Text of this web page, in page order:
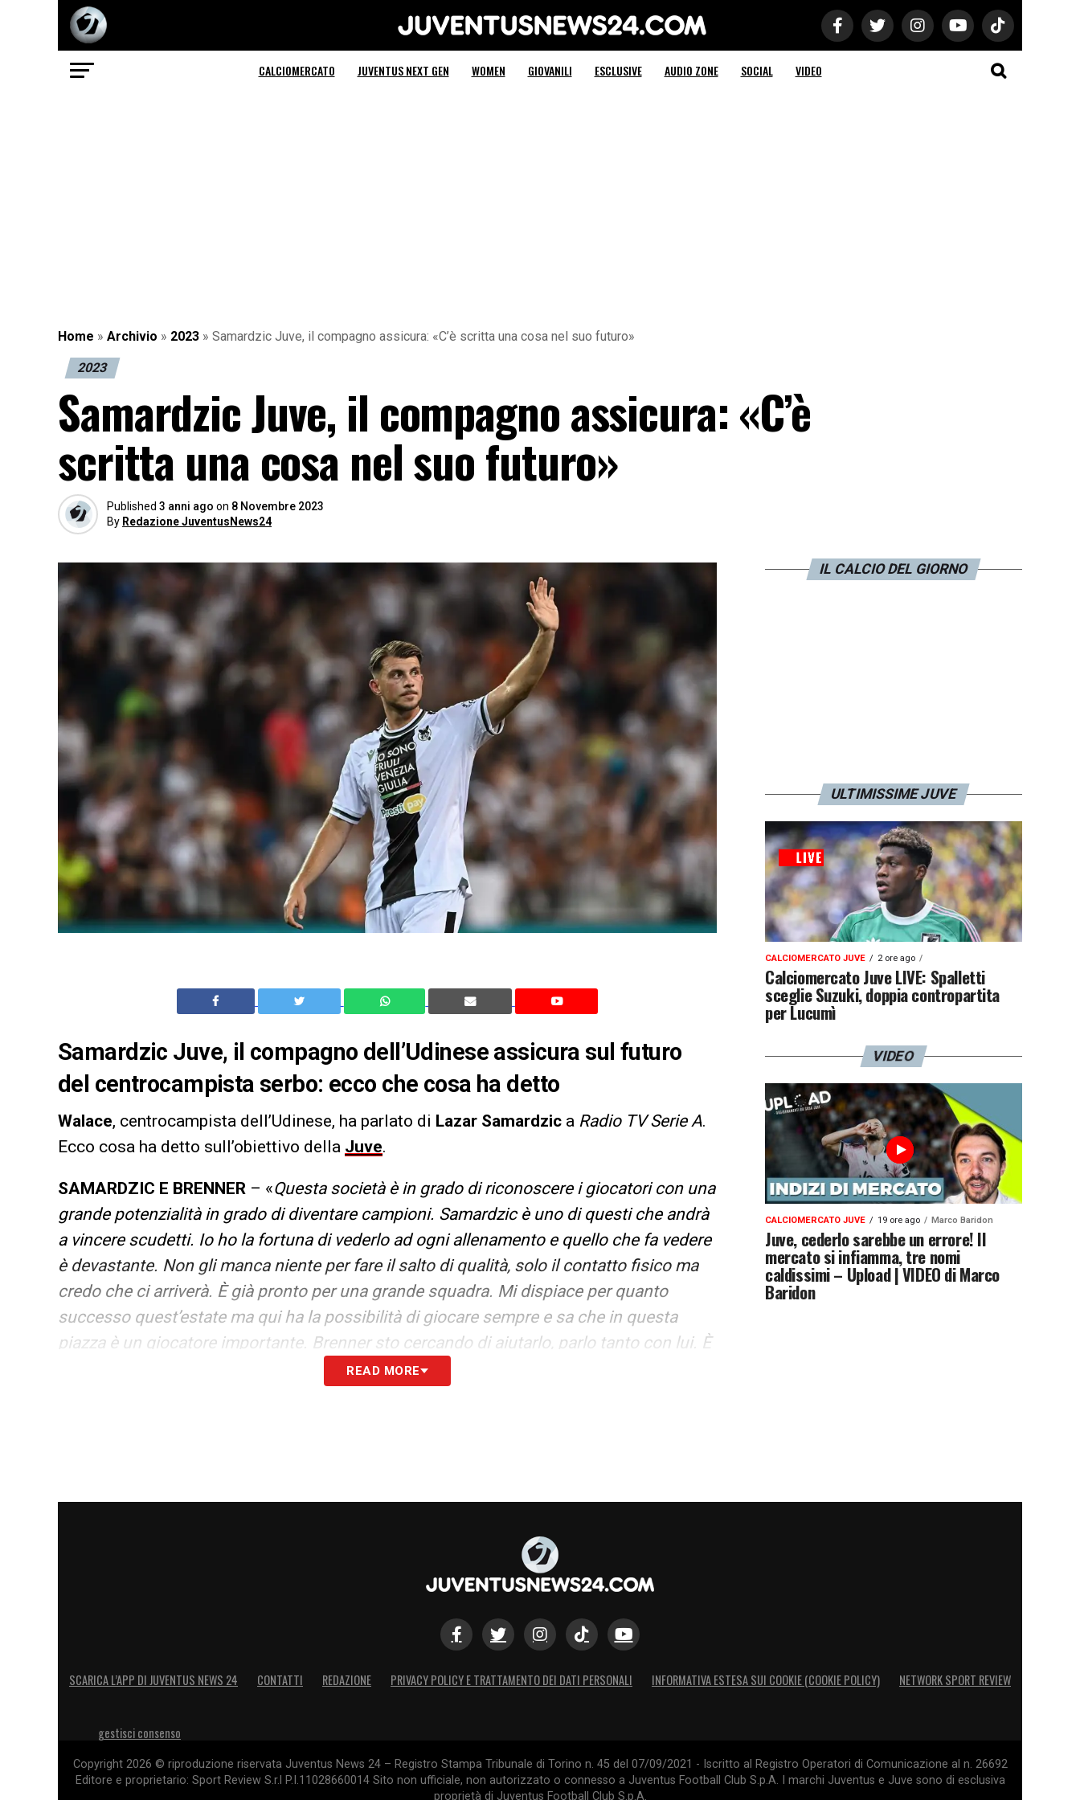
Juventus News 24
CALCIOMERCATO JUVENTUS NEXT GEN WOMEN GIOVANILI ESCLUSIVE AUDIO ZONE SOCIAL VIDEO
Home » Archivio » 2023 » Samardzic Juve, il compagno assicura: «C’è scritta una cosa nel suo futuro»
2023
Samardzic Juve, il compagno assicura: «C’è
scritta una cosa nel suo futuro»
Published 3 anni ago on 8 Novembre 2023
By Redazione JuventusNews24
Samardzic Juve, il compagno dell’Udinese assicura sul futuro
del centrocampista serbo: ecco che cosa ha detto
Walace, centrocampista dell’Udinese, ha parlato di Lazar Samardzic a Radio TV Serie A.
Ecco cosa ha detto sull’obiettivo della Juve.
SAMARDZIC E BRENNER – «Questa società è in grado di riconoscere i giocatori con una
grande potenzialità in grado di diventare campioni. Samardzic è uno di questi che andrà
a vincere scudetti. Io ho la fortuna di vederlo ad ogni allenamento e quello che fa vedere
è devastante. Non gli manca niente per fare il salto di qualità, solo il contatto fisico ma
credo che ci arriverà. È già pronto per una grande squadra. Mi dispiace per quanto
successo quest’estate ma qui ha la possibilità di giocare sempre e sa che in questa
piazza è un giocatore importante. Brenner sto cercando di aiutarlo, parlo tanto con lui. È
arrivato dagli Stati Uniti dove si gioca un altro calcio e in Italia ha visto che si corre tanto.
READ MORE
IL CALCIO DEL GIORNO
ULTIMISSIME JUVE
CALCIOMERCATO JUVE 2 ore ago
Calciomercato Juve LIVE: Spalletti
sceglie Suzuki, doppia contropartita
per Lucumì
VIDEO
CALCIOMERCATO JUVE 19 ore ago Marco Baridon
Juve, cederlo sarebbe un errore! Il
mercato si infiamma, tre nomi
caldissimi – Upload | VIDEO di Marco
Baridon
SCARICA L’APP DI JUVENTUS NEWS 24 CONTATTI REDAZIONE PRIVACY POLICY E TRATTAMENTO DEI DATI PERSONALI INFORMATIVA ESTESA SUI COOKIE (COOKIE POLICY) NETWORK SPORT REVIEW
gestisci consenso
Copyright 2026 © riproduzione riservata Juventus News 24 – Registro Stampa Tribunale di Torino n. 45 del 07/09/2021 - Iscritto al Registro Operatori di Comunicazione al n. 26692
Editore e proprietario: Sport Review S.r.l P.I.11028660014 Sito non ufficiale, non autorizzato o connesso a Juventus Football Club S.p.A. I marchi Juventus e Juve sono di esclusiva
proprietà di Juventus Football Club S.p.A.